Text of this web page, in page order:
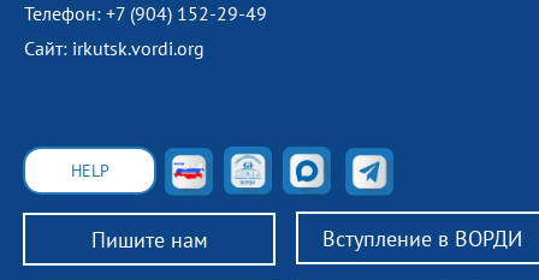
Телефон: +7 (904) 152-29-49
Сайт: irkutsk.vordi.org
Пишите нам Вступление в ВОРДИ
HELP